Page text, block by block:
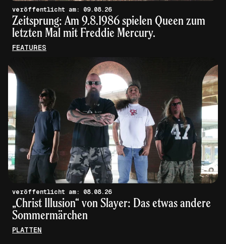
veröffentlicht am: 09.08.26
Zeitsprung: Am 9.8.1986 spielen Queen zum
letzten Mal mit Freddie Mercury.
FEATURES
veröffentlicht am: 08.08.26
„Christ Illusion“ von Slayer: Das etwas andere
Sommermärchen
PLATTEN